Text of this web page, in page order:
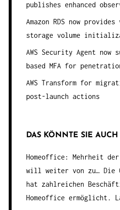
publishes enhanced
Amazon RDS now
storage volume
AWS Security Agent now
based MFA for
AWS Transform for
post-launch actions
DAS KÖNNTE SIE
Homeoffice: Mehrheit
will weiter von zu…Die
hat zahlreichen
Homeoffice ermöglicht.